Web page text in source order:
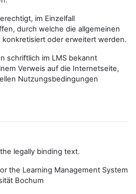
im Einzelfall
durch welche die allgemeinen
oder erweitert werden.
schriftlich im LMS bekannt
Verweis auf die Internetseite,
Nutzungsbedingungen
legally binding text.
the Learning Management System
Bochum